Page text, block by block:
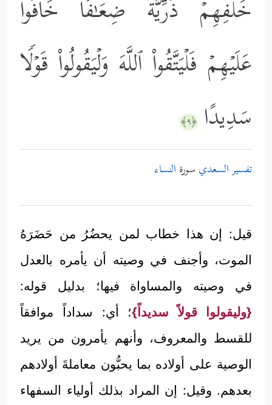
خَلۡفِهِمۡ ذُرِّیَّةࣰ ضِعَـٰفًا خَافُواْ
عَلَیۡهِمۡ فَلۡیَتَّقُواْ ٱللَّهَ وَلۡیَقُولُواْ قَوۡلࣰا
سَدِیدًا ﴿٩﴾
تفسير السعدي سورة النساء
قيل: إن هذا خطاب لمن يحضُرُ من حَضَرَهُ
الموت، وأجنف في وصيته أن يأمره بالعدل
في وصيته والمساواة فيها؛ بدليل قوله:
{وليقولوا قولاً سديداً}؛ أي: سداداً موافقاً
للقسط والمعروف، وأنهم يأمرون من يريد
الوصية على أولاده بما يحبُّون معاملةَ أولادهم
بعدهم. وقيل: إن المراد بذلك أولياء السفهاء